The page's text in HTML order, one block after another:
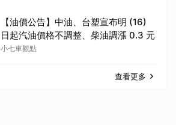
【油價公告】中油、台塑宣布明 (16)
日起汽油價格不調整、柴油調漲 0.3 元
小七車觀點
查看更多